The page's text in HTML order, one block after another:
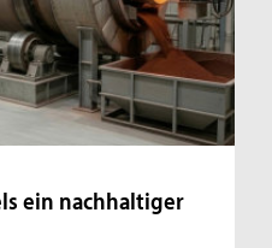
ein nachhaltiger